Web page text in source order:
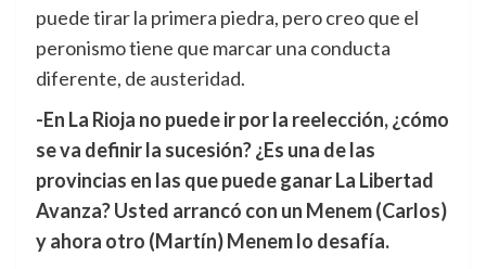
puede tirar la primera piedra, pero creo que el
peronismo tiene que marcar una conducta
diferente, de austeridad.
-En La Rioja no puede ir por la reelección, ¿cómo
se va definir la sucesión? ¿Es una de las
provincias en las que puede ganar La Libertad
Avanza? Usted arrancó con un Menem (Carlos)
y ahora otro (Martín) Menem lo desafía.